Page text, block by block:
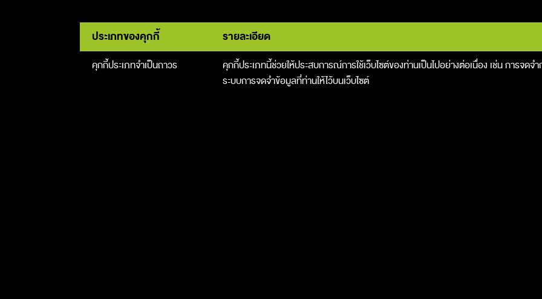
ประเภทของคุกกี้ รายละเอียด
คุกกี้ประเภทจำเป็นถาวร
คุกกี้ประเภทนี้ช่วยให้ประสบการณ์การใช้เว็บไซต์ของท่านเป็นไปอย่างต่อเนื่อง เช่น การจดจำ
ระบบการจดจำข้อมูลที่ท่านให้ไว้บนเว็บไซต์